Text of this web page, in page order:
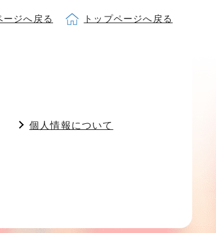
ージへ戻る トップページへ戻る
個人情報について